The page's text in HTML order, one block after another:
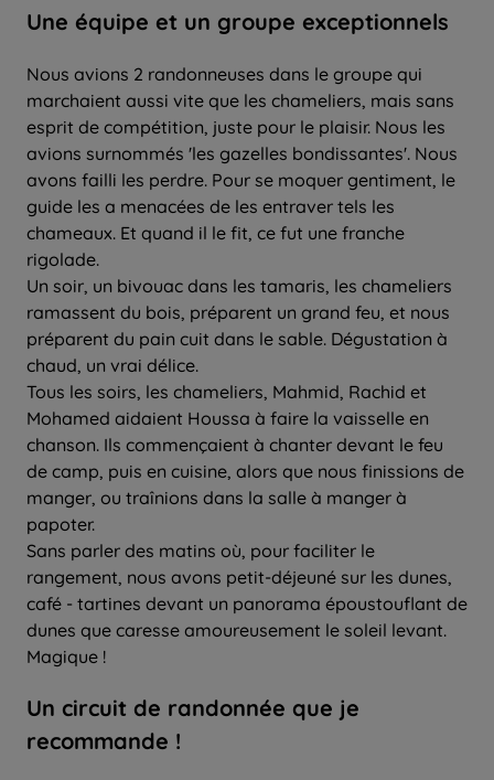
Une équipe et un groupe exceptionnels
Nous avions 2 randonneuses dans le groupe qui
marchaient aussi vite que les chameliers, mais sans
esprit de compétition, juste pour le plaisir. Nous les
avions surnommés 'les gazelles bondissantes'. Nous
avons failli les perdre. Pour se moquer gentiment, le
guide les a menacées de les entraver tels les
chameaux. Et quand il le fit, ce fut une franche
rigolade.
Un soir, un bivouac dans les tamaris, les chameliers
ramassent du bois, préparent un grand feu, et nous
préparent du pain cuit dans le sable. Dégustation à
chaud, un vrai délice.
Tous les soirs, les chameliers, Mahmid, Rachid et
Mohamed aidaient Houssa à faire la vaisselle en
chanson. Ils commençaient à chanter devant le feu
de camp, puis en cuisine, alors que nous finissions de
manger, ou traînions dans la salle à manger à
papoter.
Sans parler des matins où, pour faciliter le
rangement, nous avons petit-déjeuné sur les dunes,
café - tartines devant un panorama époustouflant de
dunes que caresse amoureusement le soleil levant.
Magique !
Un circuit de randonnée que je
recommande !